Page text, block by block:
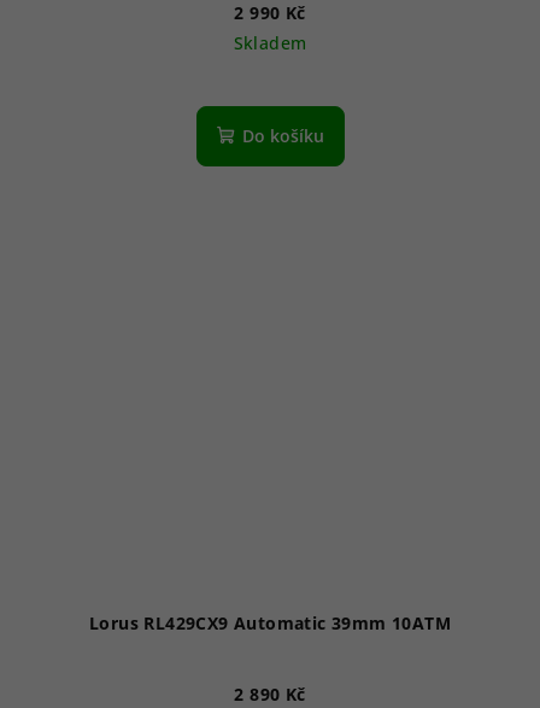
2 990 Kč
Skladem
Do košíku
Lorus RL429CX9 Automatic 39mm 10ATM
2 890 Kč